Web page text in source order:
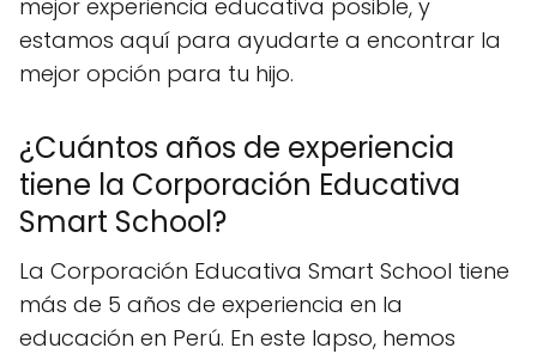
mejor experiencia educativa posible, y
estamos aquí para ayudarte a encontrar la
mejor opción para tu hijo.
¿Cuántos años de experiencia
tiene la Corporación Educativa
Smart School?
La Corporación Educativa Smart School tiene
más de 5 años de experiencia en la
educación en Perú. En este lapso, hemos